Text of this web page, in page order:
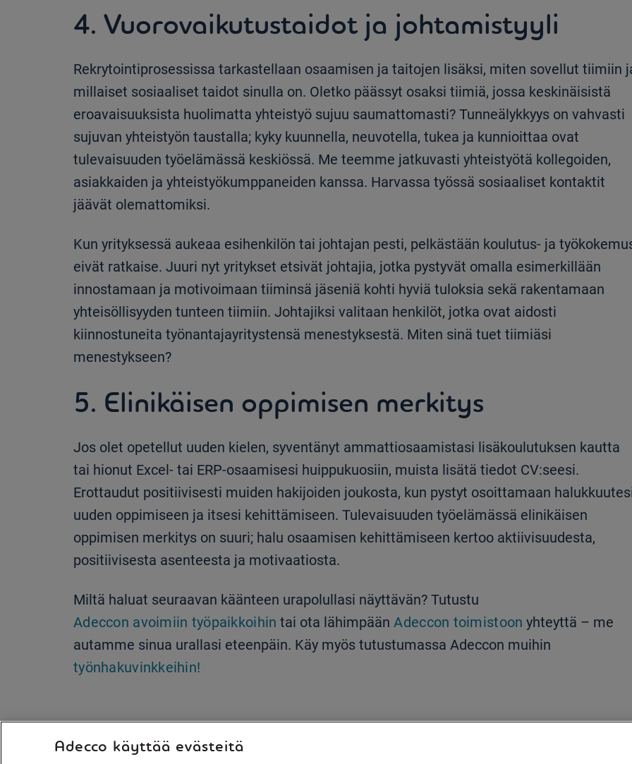
4. Vuorovaikutustaidot ja johtamistyyli
Rekrytointiprosessissa tarkastellaan osaamisen ja taitojen lisäksi, miten sovellut tiimiin
millaiset sosiaaliset taidot sinulla on. Oletko päässyt osaksi tiimiä, jossa keskinäisistä
eroavaisuuksista huolimatta yhteistyö sujuu saumattomasti? Tunneälykkyys on vahvasti
sujuvan yhteistyön taustalla; kyky kuunnella, neuvotella, tukea ja kunnioittaa ovat
tulevaisuuden työelämässä keskiössä. Me teemme jatkuvasti yhteistyötä kollegoiden,
asiakkaiden ja yhteistyökumppaneiden kanssa. Harvassa työssä sosiaaliset kontaktit
jäävät olemattomiksi.
Kun yrityksessä aukeaa esihenkilön tai johtajan pesti, pelkästään koulutus- ja
eivät ratkaise. Juuri nyt yritykset etsivät johtajia, jotka pystyvät omalla esimerkillään
innostamaan ja motivoimaan tiiminsä jäseniä kohti hyviä tuloksia sekä rakentamaan
yhteisöllisyyden tunteen tiimiin. Johtajiksi valitaan henkilöt, jotka ovat aidosti
kiinnostuneita työnantajayritystensä menestyksestä. Miten sinä tuet tiimiäsi
menestykseen?
5. Elinikäisen oppimisen merkitys
Jos olet opetellut uuden kielen, syventänyt ammattiosaamistasi lisäkoulutuksen kautta
tai hionut Excel- tai ERP-osaamisesi huippukuosiin, muista lisätä tiedot CV:seesi.
Erottaudut positiivisesti muiden hakijoiden joukosta, kun pystyt osoittamaan
uuden oppimiseen ja itsesi kehittämiseen. Tulevaisuuden työelämässä elinikäisen
oppimisen merkitys on suuri; halu osaamisen kehittämiseen kertoo aktiivisuudesta,
positiivisesta asenteesta ja motivaatiosta.
Miltä haluat seuraavan käänteen urapolullasi näyttävän? Tutustu
Adeccon avoimiin työpaikkoihin tai ota lähimpäänAdeccon toimistoon yhteyttä – me
autamme sinua urallasi eteenpäin. Käy myös tutustumassa Adeccon muihin
työnhakuvinkkeihin!
Adecco käyttää evästeitä